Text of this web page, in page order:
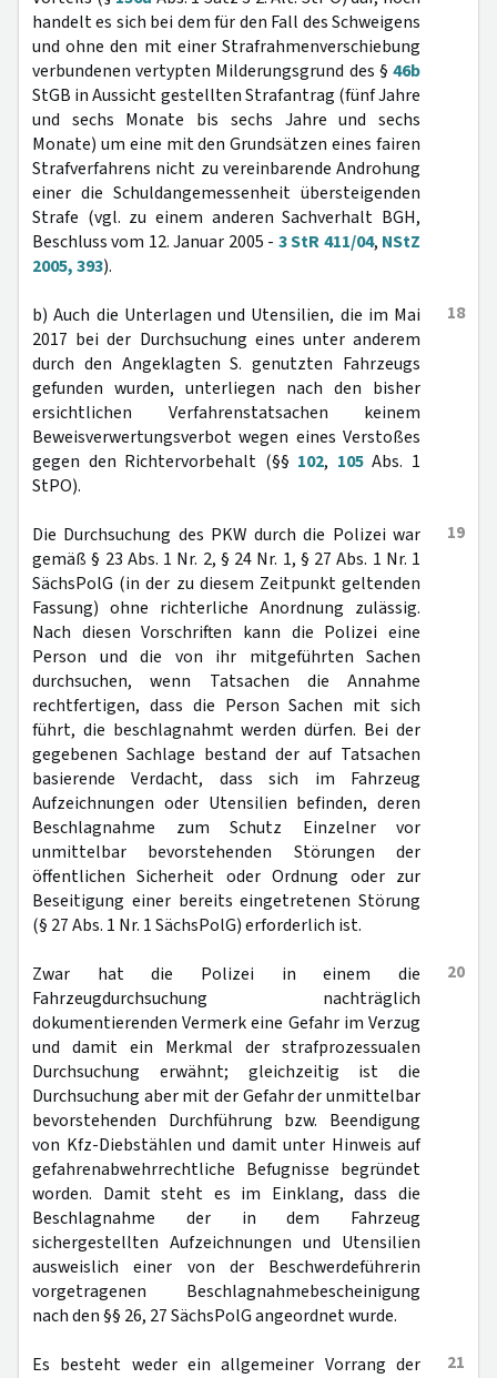
handelt es sich bei dem für den Fall des Schweigens
und ohne den mit einer Strafrahmenverschiebung
verbundenen vertypten Milderungsgrund des § 46b
StGB in Aussicht gestellten Strafantrag (fünf Jahre
und sechs Monate bis sechs Jahre und sechs
Monate) um eine mit den Grundsätzen eines fairen
Strafverfahrens nicht zu vereinbarende Androhung
einer die Schuldangemessenheit übersteigenden
Strafe (vgl. zu einem anderen Sachverhalt BGH,
Beschluss vom 12. Januar 2005 - 3 StR 411/04, NStZ
2005, 393).
18
b) Auch die Unterlagen und Utensilien, die im Mai
2017 bei der Durchsuchung eines unter anderem
durch den Angeklagten S. genutzten Fahrzeugs
gefunden wurden, unterliegen nach den bisher
ersichtlichen Verfahrenstatsachen keinem
Beweisverwertungsverbot wegen eines Verstoßes
gegen den Richtervorbehalt (§§ 102, 105Abs. 1
StPO).
19
Die Durchsuchung des PKW durch die Polizei war
gemäß § 23 Abs. 1 Nr. 2, § 24 Nr. 1, § 27 Abs. 1 Nr. 1
SächsPolG (in der zu diesem Zeitpunkt geltenden
Fassung) ohne richterliche Anordnung zulässig.
Nach diesen Vorschriften kann die Polizei eine
Person und die von ihr mitgeführten Sachen
durchsuchen, wenn Tatsachen die Annahme
rechtfertigen, dass die Person Sachen mit sich
führt, die beschlagnahmt werden dürfen. Bei der
gegebenen Sachlage bestand der auf Tatsachen
basierende Verdacht, dass sich im Fahrzeug
Aufzeichnungen oder Utensilien befinden, deren
Beschlagnahme zum Schutz Einzelner vor
unmittelbar bevorstehenden Störungen der
öffentlichen Sicherheit oder Ordnung oder zur
Beseitigung einer bereits eingetretenen Störung
(§ 27 Abs. 1 Nr. 1 SächsPolG) erforderlich ist.
20
Zwar hat die Polizei in einem die
Fahrzeugdurchsuchung nachträglich
dokumentierenden Vermerk eine Gefahr im Verzug
und damit ein Merkmal der strafprozessualen
Durchsuchung erwähnt; gleichzeitig ist die
Durchsuchung aber mit der Gefahr der unmittelbar
bevorstehenden Durchführung bzw. Beendigung
von Kfz-Diebstählen und damit unter Hinweis auf
gefahrenabwehrrechtliche Befugnisse begründet
worden. Damit steht es im Einklang, dass die
Beschlagnahme der in dem Fahrzeug
sichergestellten Aufzeichnungen und Utensilien
ausweislich einer von der Beschwerdeführerin
vorgetragenen Beschlagnahmebescheinigung
nach den §§ 26, 27 SächsPolG angeordnet wurde.
21
Es besteht weder ein allgemeiner Vorrang der